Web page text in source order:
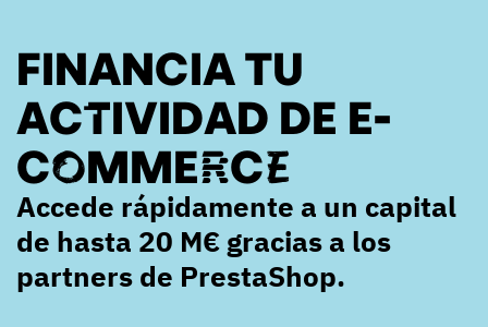
FINANCIA TU
ACTIVIDAD DE E-
COMMERCE
Accede rápidamente a un capital
de hasta 20 M€ gracias a los
partners de PrestaShop.